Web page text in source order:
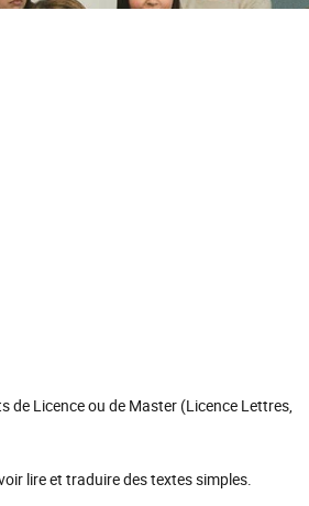
de Licence ou de Master (Licence Lettres,
lire et traduire des textes simples.